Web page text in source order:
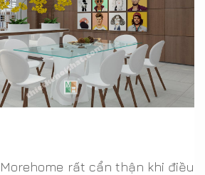
rất cẩn thận khi điều